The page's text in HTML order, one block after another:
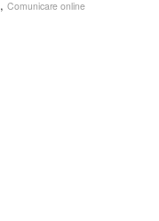
, Comunicare online